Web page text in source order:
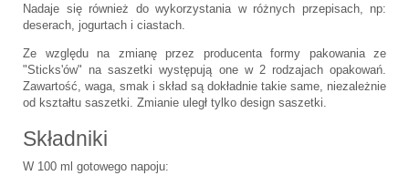
Nadaje się również do wykorzystania w różnych przepisach, np:
deserach, jogurtach i ciastach.
Ze względu na zmianę przez producenta formy pakowania ze
"Sticks'ów" na saszetki występują one w 2 rodzajach opakowań.
Zawartość, waga, smak i skład są dokładnie takie same, niezależnie
od kształtu saszetki. Zmianie uległ tylko design saszetki.
Składniki
W 100 ml gotowego napoju: